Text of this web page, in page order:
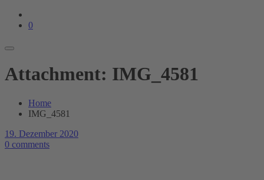
0
Attachment: IMG_4581
Home
IMG_4581
19. Dezember 2020
0 comments